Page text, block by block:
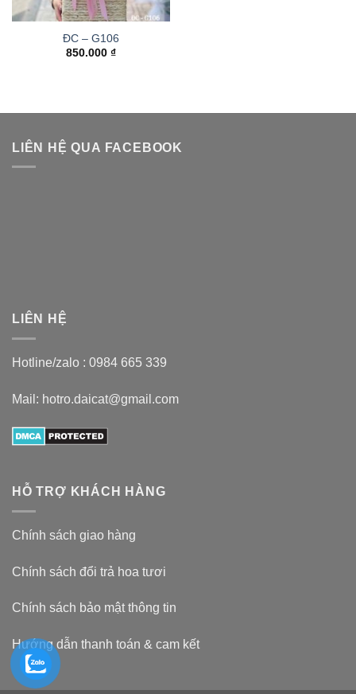
ĐC – G106
850.000 ₫
LIÊN HỆ QUA FACEBOOK
LIÊN HỆ
Hotline/zalo : 0984 665 339
Mail: hotro.daicat@gmail.com
HỖ TRỢ KHÁCH HÀNG
Chính sách giao hàng
Chính sách đổi trả hoa tươi
Chính sách bảo mật thông tin
Hướng dẫn thanh toán & cam kết